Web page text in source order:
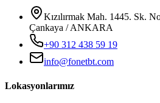
Kızılırmak Mah. 1445. Sk.
Çankaya / ANKARA
+90 312 438 59 19
info@fonetbt.com
Lokasyonlarımız